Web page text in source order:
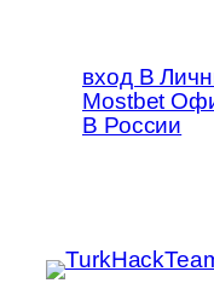
вход В
Mostbet
В России